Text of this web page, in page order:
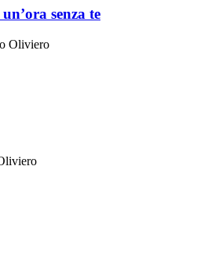
senza te
Oliviero